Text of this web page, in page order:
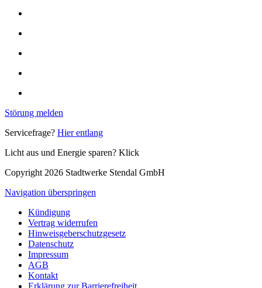
Störung melden
Servicefrage? Hier entlang
Licht aus und Energie sparen? Klick
Copyright 2026 Stadtwerke Stendal GmbH
Navigation überspringen
Kündigung
Vertrag widerrufen
Hinweisgeberschutzgesetz
Datenschutz
Impressum
AGB
Kontakt